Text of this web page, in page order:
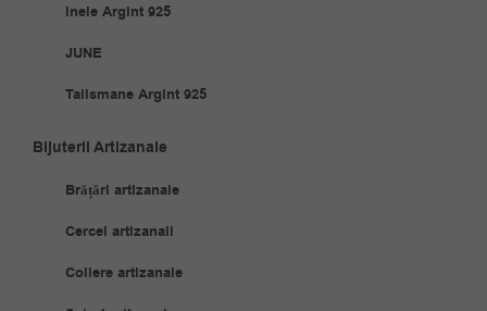
Inele Argint 925
JUNE
Talismane Argint 925
Bijuterii Artizanale
Brățări artizanale
Cercei artizanali
Coliere artizanale